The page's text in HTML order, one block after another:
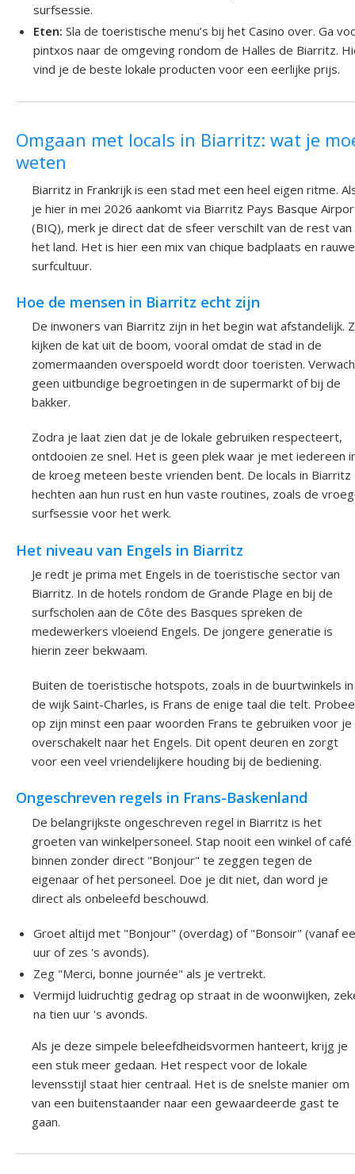
surfsessie.
Eten: Sla de toeristische menu’s bij het Casino over. Ga
pintxos naar de omgeving rondom de Halles de Biarritz.
vind je de beste lokale producten voor een eerlijke prijs.
Omgaan met locals in Biarritz: wat je
weten
Biarritz in Frankrijk is een stad met een heel eigen ritme.
je hier in mei 2026 aankomt via Biarritz Pays Basque
(BIQ), merk je direct dat de sfeer verschilt van de rest van
het land. Het is hier een mix van chique badplaats en rauwe
surfcultuur.
Hoe de mensen in Biarritz echt zijn
De inwoners van Biarritz zijn in het begin wat afstandelijk.
kijken de kat uit de boom, vooral omdat de stad in de
zomermaanden overspoeld wordt door toeristen.
geen uitbundige begroetingen in de supermarkt of bij de
bakker.
Zodra je laat zien dat je de lokale gebruiken respecteert,
ontdooien ze snel. Het is geen plek waar je met iedereen
de kroeg meteen beste vrienden bent. De locals in Biarritz
hechten aan hun rust en hun vaste routines, zoals de
surfsessie voor het werk.
Het niveau van Engels in Biarritz
Je redt je prima met Engels in de toeristische sector van
Biarritz. In de hotels rondom de Grande Plage en bij de
surfscholen aan de Côte des Basques spreken de
medewerkers vloeiend Engels. De jongere generatie is
hierin zeer bekwaam.
Buiten de toeristische hotspots, zoals in de buurtwinkels in
de wijk Saint-Charles, is Frans de enige taal die telt.
op zijn minst een paar woorden Frans te gebruiken voor je
overschakelt naar het Engels. Dit opent deuren en zorgt
voor een veel vriendelijkere houding bij de bediening.
Ongeschreven regels in Frans-Baskenland
De belangrijkste ongeschreven regel in Biarritz is het
groeten van winkelpersoneel. Stap nooit een winkel of café
binnen zonder direct "Bonjour" te zeggen tegen de
eigenaar of het personeel. Doe je dit niet, dan word je
direct als onbeleefd beschouwd.
Groet altijd met "Bonjour" (overdag) of "Bonsoir" (vanaf
uur of zes 's avonds).
Zeg "Merci, bonne journée" als je vertrekt.
Vermijd luidruchtig gedrag op straat in de woonwijken,
na tien uur 's avonds.
Als je deze simpele beleefdheidsvormen hanteert, krijg je
een stuk meer gedaan. Het respect voor de lokale
levensstijl staat hier centraal. Het is de snelste manier om
van een buitenstaander naar een gewaardeerde gast te
gaan.